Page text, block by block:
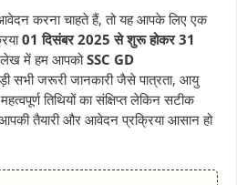
e
s
t
n
k
करना चाहते हैं, तो यह आपके लिए एक
01 दिसंबर 2025 से शुरू होकर 31
में हम आपकोSSC GD
सभी जरूरी जानकारी जैसे पात्रता, आयु
तिथियों का संक्षिप्त लेकिन सटीक
तैयारी और आवेदन प्रक्रिया आसान हो